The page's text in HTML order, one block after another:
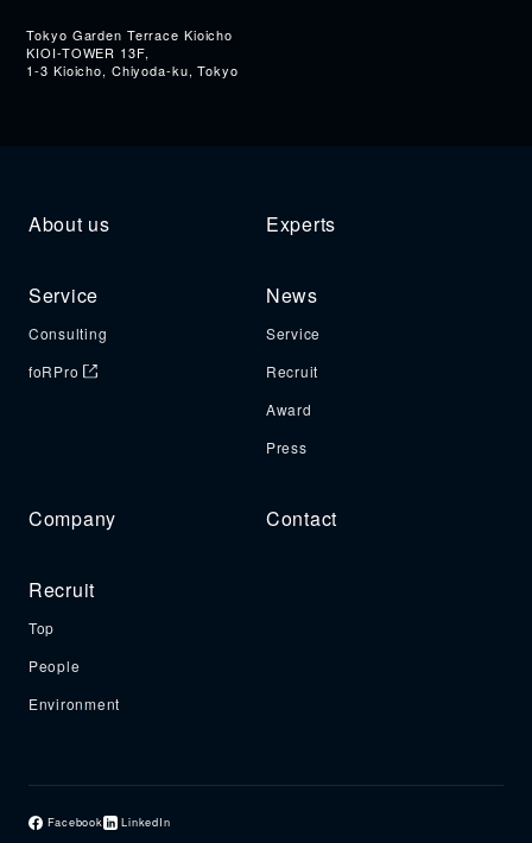
Tokyo Garden Terrace Kioicho
KIOI-TOWER 13F,
1-3 Kioicho, Chiyoda-ku, Tokyo
About us Experts
Service
Consulting
foRPro
News
Service
Recruit
Award
Press
Company Contact
Recruit
Top
People
Environment
Facebook LinkedIn